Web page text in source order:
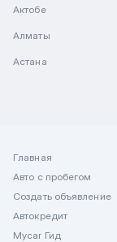
Актобе
Алматы
Астана
Главная
Авто с пробегом
Создать объявление
Автокредит
Mycar Гид